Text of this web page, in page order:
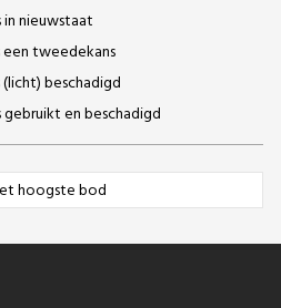
nieuwstaat
tweedekans
beschadigd
en beschadigd
hoogste bod